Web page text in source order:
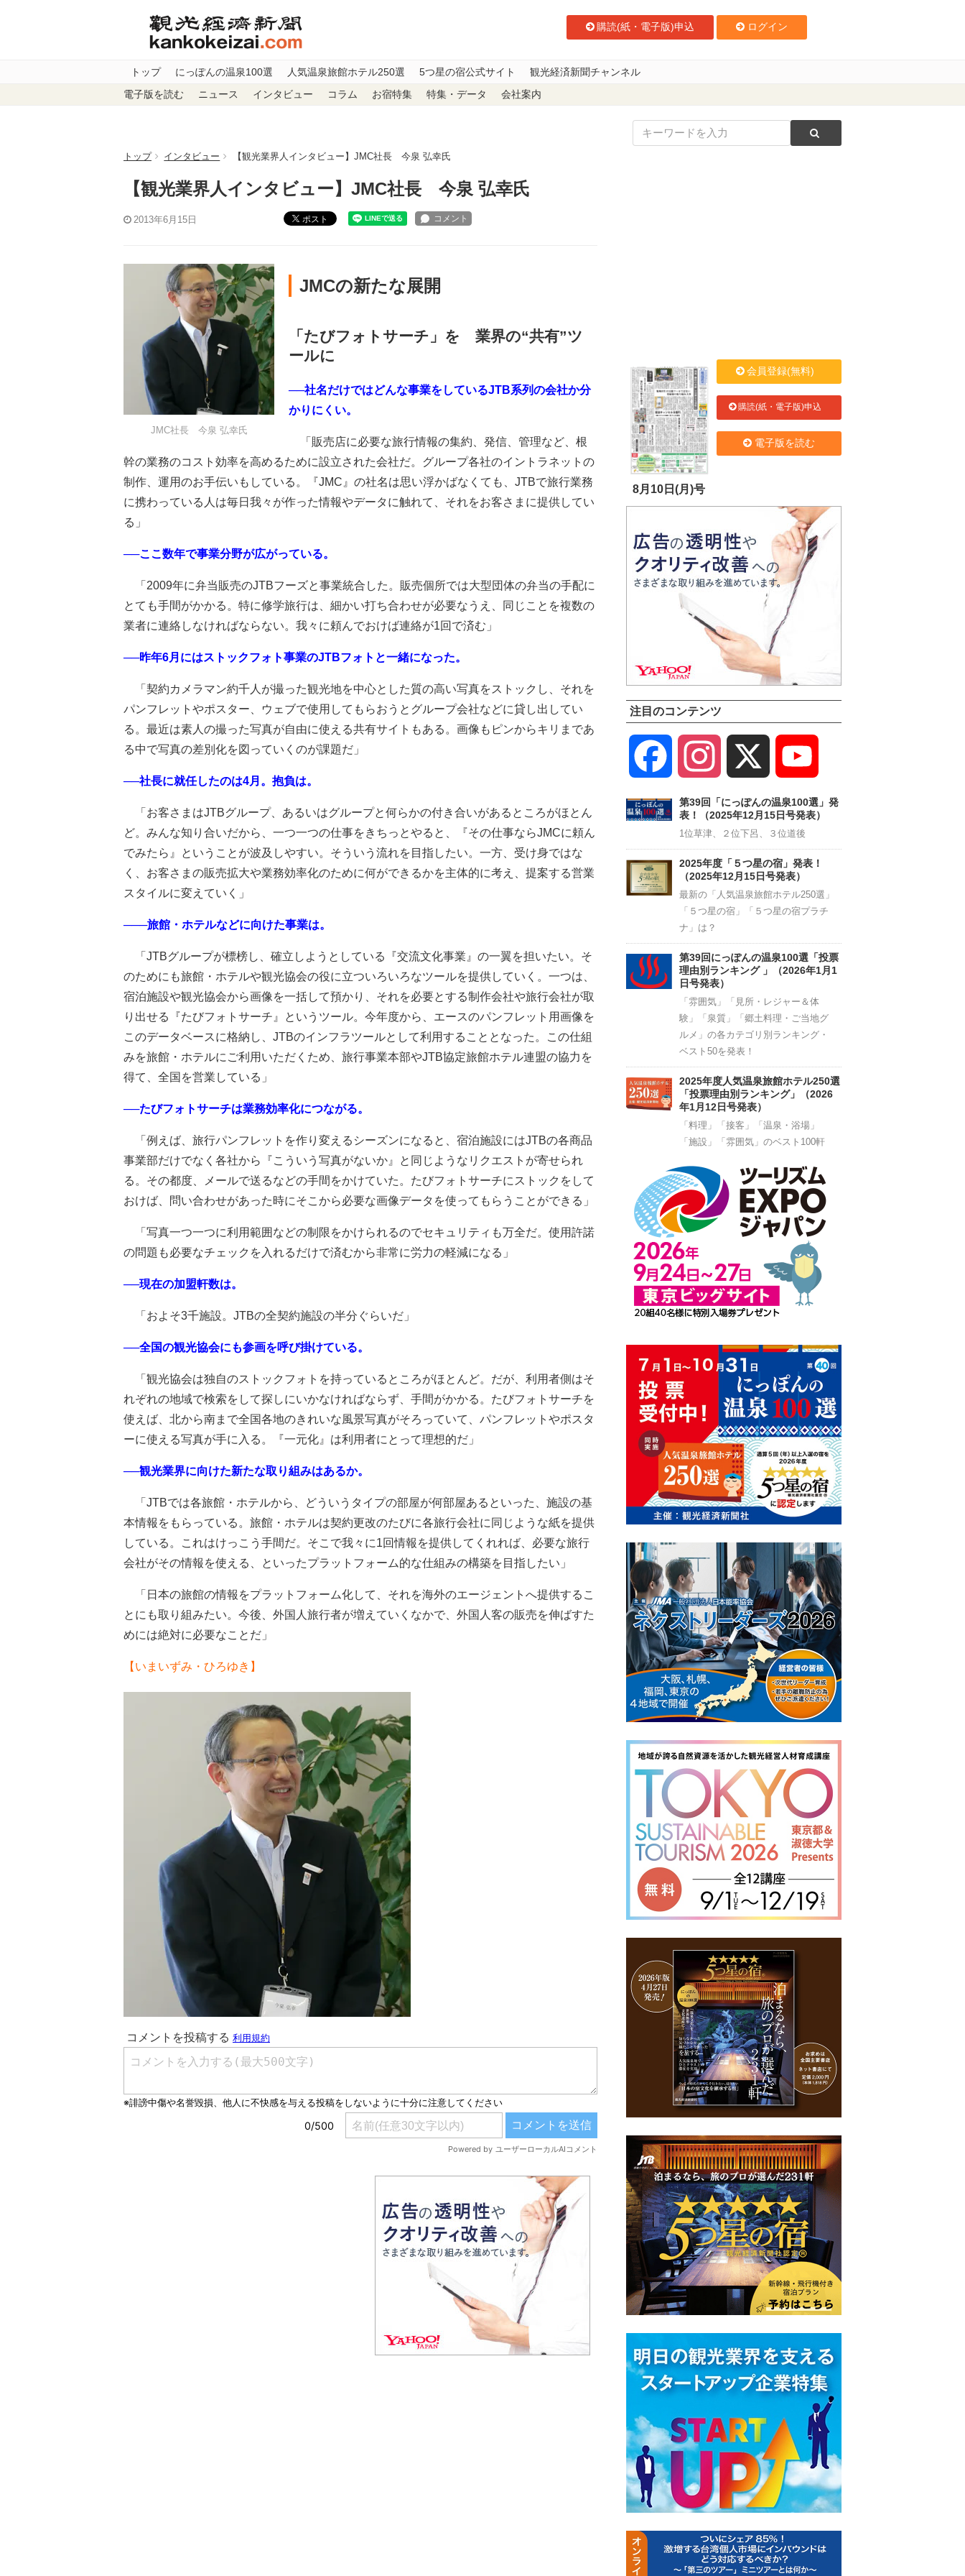
購読(紙・電子版)申込 ログイン
トップ にっぽんの温泉100選 人気温泉旅館ホテル250選 5つ星の宿公式サイト 観光経済新聞チャンネル
電子版を読む ニュース インタビュー コラム お宿特集 特集・データ 会社案内
トップ インタビュー 【観光業界人インタビュー】JMC社長 今泉 弘幸氏
【観光業界人インタビュー】JMC社長 今泉 弘幸氏
2013年6月15日 ポスト
JMC社長 今泉 弘幸氏
JMCの新たな展開
「たびフォトサーチ」を 業界の“共有”ツ
ールに
──社名だけではどんな事業をしているJTB系列の会社か分
かりにくい。
「販売店に必要な旅行情報の集約、発信、管理など、根
幹の業務のコスト効率を高めるために設立された会社だ。グループ各社のイントラネットの
制作、運用のお手伝いもしている。『JMC』の社名は思い浮かばなくても、JTBで旅行業務
に携わっている人は毎日我々が作った情報やデータに触れて、それをお客さまに提供してい
る」
──ここ数年で事業分野が広がっている。
「2009年に弁当販売のJTBフーズと事業統合した。販売個所では大型団体の弁当の手配に
とても手間がかかる。特に修学旅行は、細かい打ち合わせが必要なうえ、同じことを複数の
業者に連絡しなければならない。我々に頼んでおけば連絡が1回で済む」
──昨年6月にはストックフォト事業のJTBフォトと一緒になった。
「契約カメラマン約千人が撮った観光地を中心とした質の高い写真をストックし、それを
パンフレットやポスター、ウェブで使用してもらおうとグループ会社などに貸し出してい
る。最近は素人の撮った写真が自由に使える共有サイトもある。画像もピンからキリまであ
る中で写真の差別化を図っていくのが課題だ」
──社長に就任したのは4月。抱負は。
「お客さまはJTBグループ、あるいはグループと何らかの付き合いがあるところがほとん
ど。みんな知り合いだから、一つ一つの仕事をきちっとやると、『その仕事ならJMCに頼ん
でみたら』ということが波及しやすい。そういう流れを目指したい。一方、受け身ではな
く、お客さまの販売拡大や業務効率化のために何ができるかを主体的に考え、提案する営業
スタイルに変えていく」
───旅館・ホテルなどに向けた事業は。
「JTBグループが標榜し、確立しようとしている『交流文化事業』の一翼を担いたい。そ
のためにも旅館・ホテルや観光協会の役に立ついろいろなツールを提供していく。一つは、
宿泊施設や観光協会から画像を一括して預かり、それを必要とする制作会社や旅行会社が取
り出せる『たびフォトサーチ』というツール。今年度から、エースのパンフレット用画像を
このデータベースに格納し、JTBのインフラツールとして利用することとなった。この仕組
みを旅館・ホテルにご利用いただくため、旅行事業本部やJTB協定旅館ホテル連盟の協力を
得て、全国を営業している」
──たびフォトサーチは業務効率化につながる。
「例えば、旅行パンフレットを作り変えるシーズンになると、宿泊施設にはJTBの各商品
事業部だけでなく各社から『こういう写真がないか』と同じようなリクエストが寄せられ
る。その都度、メールで送るなどの手間をかけていた。たびフォトサーチにストックをして
おけば、問い合わせがあった時にそこから必要な画像データを使ってもらうことができる」
「写真一つ一つに利用範囲などの制限をかけられるのでセキュリティも万全だ。使用許諾
の問題も必要なチェックを入れるだけで済むから非常に労力の軽減になる」
──現在の加盟軒数は。
「およそ3千施設。JTBの全契約施設の半分ぐらいだ」
──全国の観光協会にも参画を呼び掛けている。
「観光協会は独自のストックフォトを持っているところがほとんど。だが、利用者側はそ
れぞれの地域で検索をして探しにいかなければならず、手間がかかる。たびフォトサーチを
使えば、北から南まで全国各地のきれいな風景写真がそろっていて、パンフレットやポスタ
ーに使える写真が手に入る。『一元化』は利用者にとって理想的だ」
──観光業界に向けた新たな取り組みはあるか。
「JTBでは各旅館・ホテルから、どういうタイプの部屋が何部屋あるといった、施設の基
本情報をもらっている。旅館・ホテルは契約更改のたびに各旅行会社に同じような紙を提供
している。これはけっこう手間だ。そこで我々に1回情報を提供してくれれば、必要な旅行
会社がその情報を使える、といったプラットフォーム的な仕組みの構築を目指したい」
「日本の旅館の情報をプラットフォーム化して、それを海外のエージェントへ提供するこ
とにも取り組みたい。今後、外国人旅行者が増えていくなかで、外国人客の販売を伸ばすた
めには絶対に必要なことだ」
【いまいずみ・ひろゆき】
8月10日(月)号
会員登録(無料)
購読(紙・電子版)申込
電子版を読む
注目のコンテンツ
Facebook Instagram
Channel
第39回「にっぽんの温泉100選」発
表！（2025年12月15日号発表）
1位草津、２位下呂、３位道後
2025年度「５つ星の宿」発表！
（2025年12月15日号発表）
最新の「人気温泉旅館ホテル250選」
「５つ星の宿」「５つ星の宿プラチ
ナ」は？
第39回にっぽんの温泉100選「投票
理由別ランキング 」（2026年1月1
日号発表）
「雰囲気」「見所・レジャー＆体
験」「泉質」「郷土料理・ご当地グ
ルメ」の各カテゴリ別ランキング・
ベスト50を発表！
2025年度人気温泉旅館ホテル250選
「投票理由別ランキング」（2026
年1月12日号発表）
「料理」「接客」「温泉・浴場」
「施設」「雰囲気」のベスト100軒